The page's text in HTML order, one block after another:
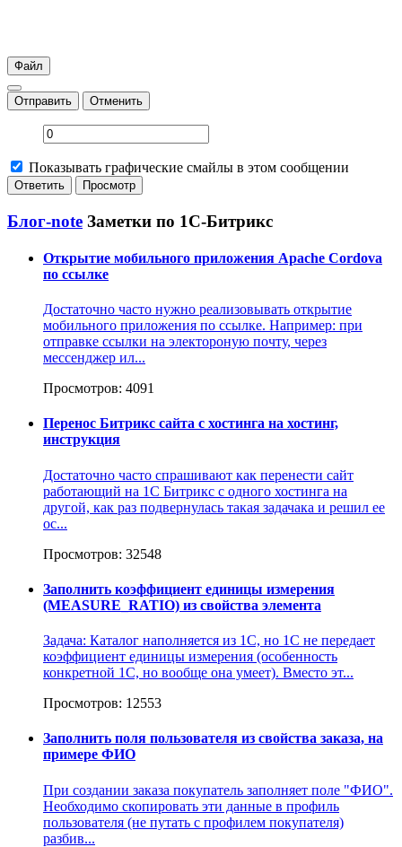
Файл
Отправить Отменить
Показывать графические смайлы в этом сообщении
Блог-note Заметки по 1С-Битрикс
Открытие мобильного приложения Apache Cordova
по ссылке
Достаточно часто нужно реализовывать открытие
мобильного приложения по ссылке. Например: при
отправке ссылки на электороную почту, через
мессенджер ил...
Просмотров: 4091
Перенос Битрикс сайта с хостинга на хостинг,
инструкция
Достаточно часто спрашивают как перенести сайт
работающий на 1С Битрикс с одного хостинга на
другой, как раз подвернулась такая задачака и решил ее
ос...
Просмотров: 32548
Заполнить коэффициент единицы измерения
(MEASURE_RATIO) из свойства элемента
Задача: Каталог наполняется из 1С, но 1С не передает
коэффициент единицы измерения (особенность
конкретной 1С, но вообще она умеет). Вместо эт...
Просмотров: 12553
Заполнить поля пользователя из свойства заказа, на
примере ФИО
При создании заказа покупатель заполняет поле "ФИО".
Необходимо скопировать эти данные в профиль
пользователя (не путать с профилем покупателя)
разбив...